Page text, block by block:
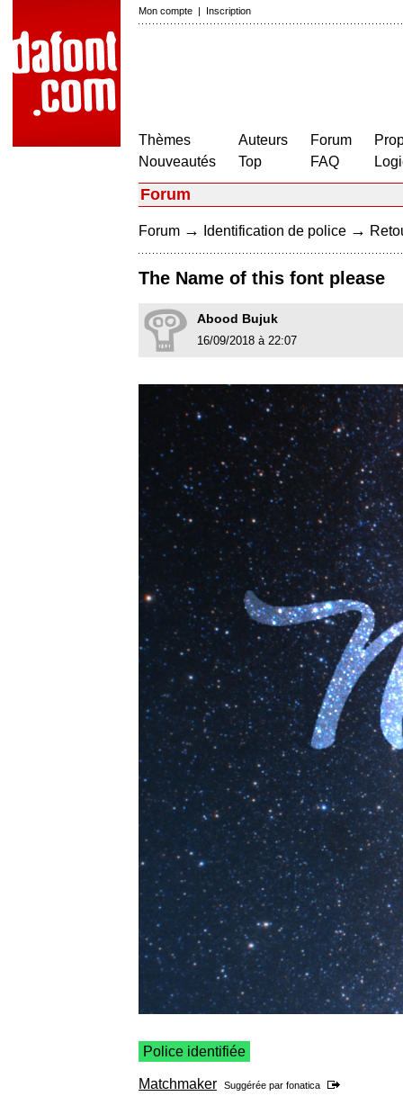
Mon compte | Inscription
Thèmes
Nouveautés
Auteurs
Top
Forum
FAQ
Forum
Forum → Identification de police →
The Name of this font please
Abood Bujuk
16/09/2018 à 22:07
Police identifiée
Matchmaker Suggérée par fonatica